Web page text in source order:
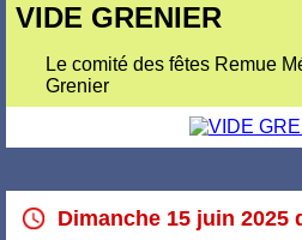
VIDE GRENIER
Le comité des fêtes Remue
Grenier
Dimanche 15 juin 2025